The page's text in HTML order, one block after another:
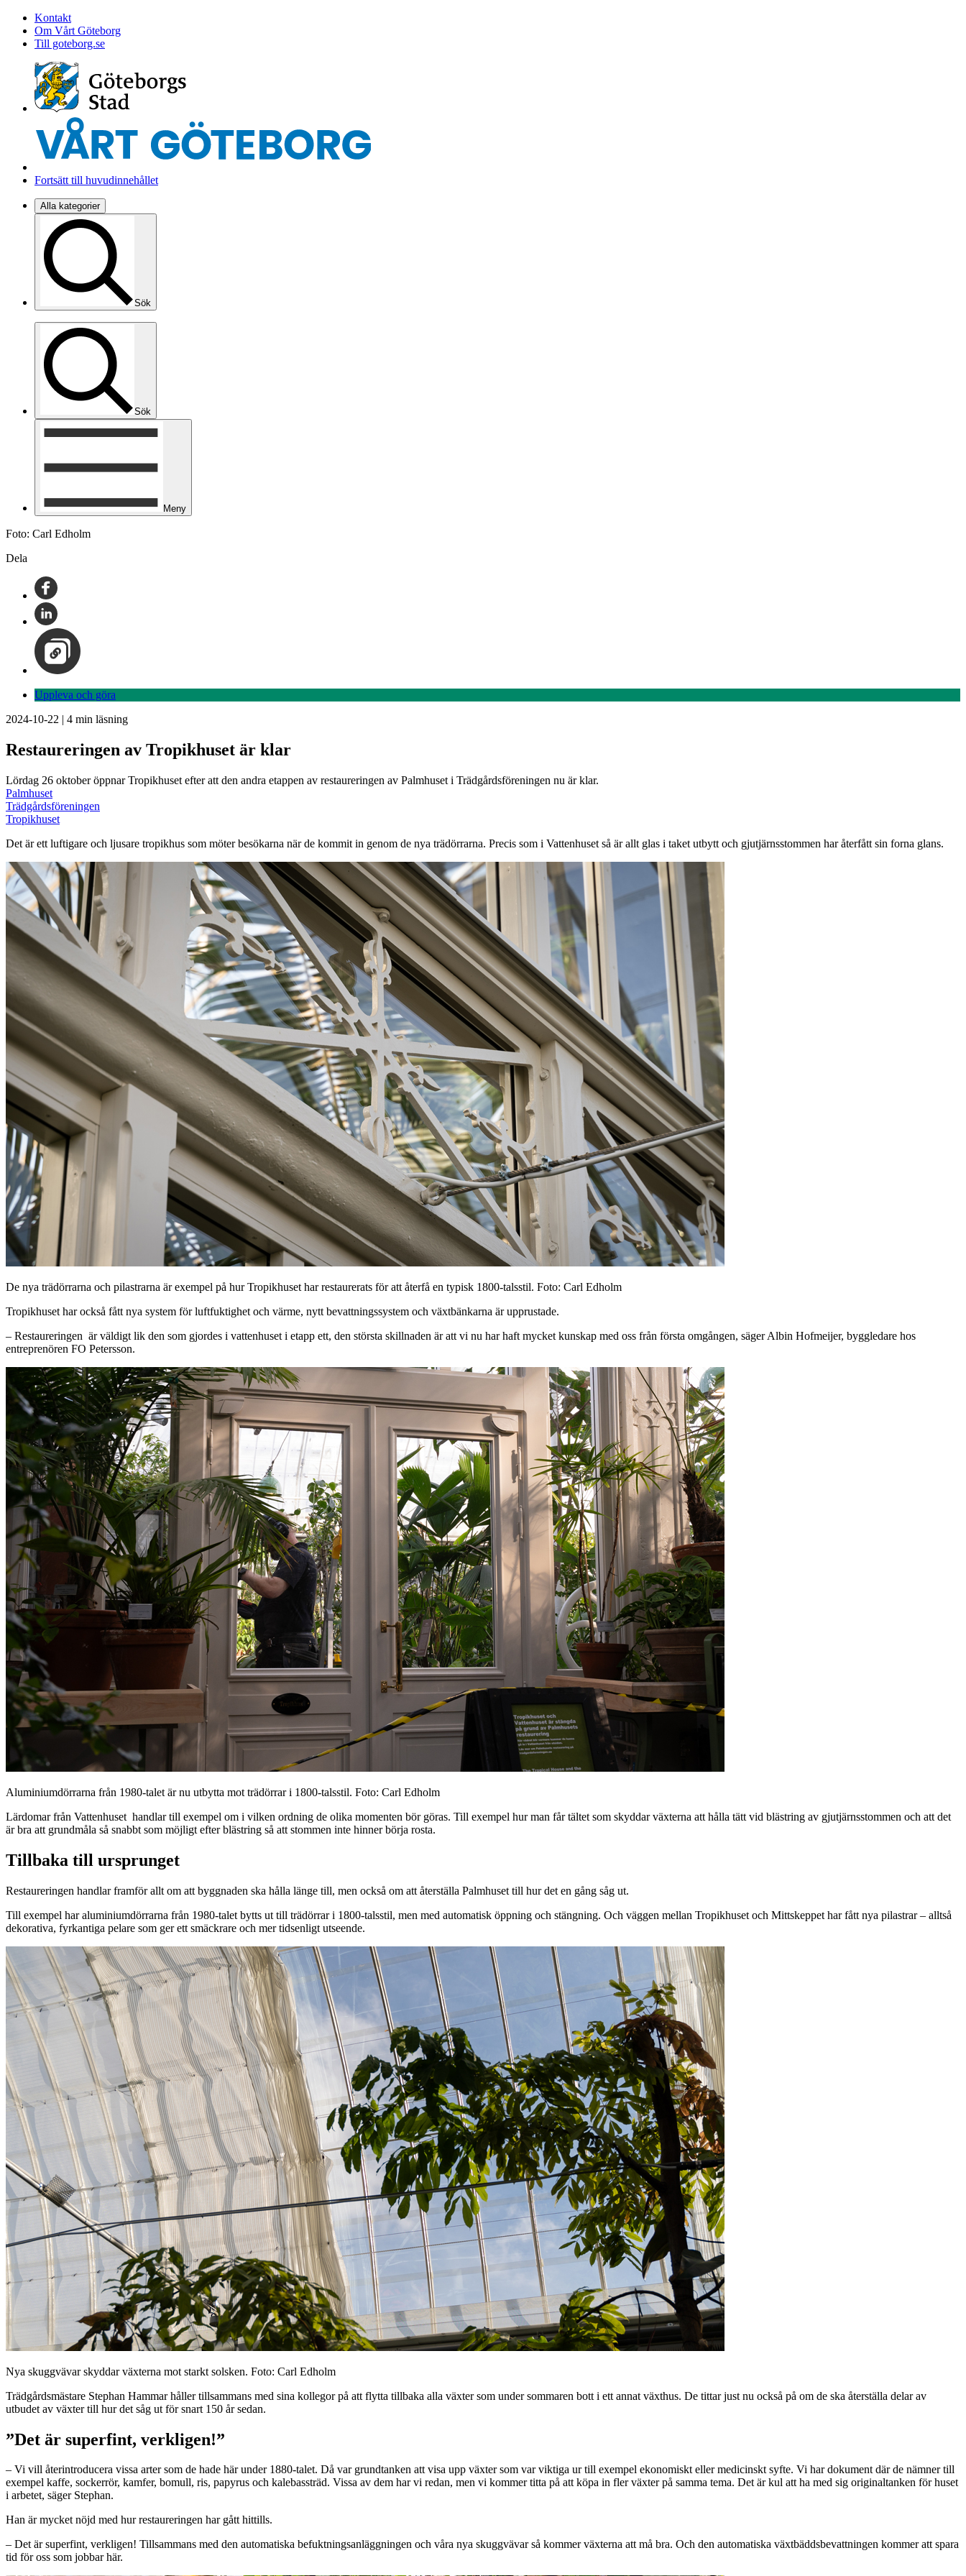
Kontakt
Om Vårt Göteborg
Till goteborg.se
Fortsätt till huvudinnehållet
Alla kategorier
Sök
Sök
Meny
Foto: Carl Edholm
Dela
Uppleva och göra
2024-10-22 | 4 min läsning
Restaureringen av Tropikhuset är klar
Lördag 26 oktober öppnar Tropikhuset efter att den andra etappen av restaureringen av Palmhuset i Trädgårdsföreningen nu är klar.
Palmhuset
Trädgårdsföreningen
Tropikhuset
Det är ett luftigare och ljusare tropikhus som möter besökarna när de kommit in genom de nya trädörrarna. Precis som i Vattenhuset så är allt glas i taket utbytt och gjutjärnsstommen har återfått sin forna glans.
De nya trädörrarna och pilastrarna är exempel på hur Tropikhuset har restaurerats för att återfå en typisk 1800-talsstil. Foto: Carl Edholm
Tropikhuset har också fått nya system för luftfuktighet och värme, nytt bevattningssystem och växtbänkarna är upprustade.
– Restaureringen är väldigt lik den som gjordes i vattenhuset i etapp ett, den största skillnaden är att vi nu har haft mycket kunskap med oss från första omgången, säger Albin Hofmeijer, byggledare hos
entreprenören FO Petersson.
Aluminiumdörrarna från 1980-talet är nu utbytta mot trädörrar i 1800-talsstil. Foto: Carl Edholm
Lärdomar från Vattenhuset handlar till exempel om i vilken ordning de olika momenten bör göras. Till exempel hur man får tältet som skyddar växterna att hålla tätt vid blästring av gjutjärnsstommen och att det
är bra att grundmåla så snabbt som möjligt efter blästring så att stommen inte hinner börja rosta.
Tillbaka till ursprunget
Restaureringen handlar framför allt om att byggnaden ska hålla länge till, men också om att återställa Palmhuset till hur det en gång såg ut.
Till exempel har aluminiumdörrarna från 1980-talet bytts ut till trädörrar i 1800-talsstil, men med automatisk öppning och stängning. Och väggen mellan Tropikhuset och Mittskeppet har fått nya pilastrar – alltså
dekorativa, fyrkantiga pelare som ger ett smäckrare och mer tidsenligt utseende.
Nya skuggvävar skyddar växterna mot starkt solsken. Foto: Carl Edholm
Trädgårdsmästare Stephan Hammar håller tillsammans med sina kollegor på att flytta tillbaka alla växter som under sommaren bott i ett annat växthus. De tittar just nu också på om de ska återställa delar av
utbudet av växter till hur det såg ut för snart 150 år sedan.
”Det är superfint, verkligen!”
– Vi vill återintroducera vissa arter som de hade här under 1880-talet. Då var grundtanken att visa upp växter som var viktiga ur till exempel ekonomiskt eller medicinskt syfte. Vi har dokument där de nämner till
exempel kaffe, sockerrör, kamfer, bomull, ris, papyrus och kalebassträd. Vissa av dem har vi redan, men vi kommer titta på att köpa in fler växter på samma tema. Det är kul att ha med sig originaltanken för huset
i arbetet, säger Stephan.
Han är mycket nöjd med hur restaureringen har gått hittills.
– Det är superfint, verkligen! Tillsammans med den automatiska befuktningsanläggningen och våra nya skuggvävar så kommer växterna att må bra. Och den automatiska växtbäddsbevattningen kommer att spara
tid för oss som jobbar här.